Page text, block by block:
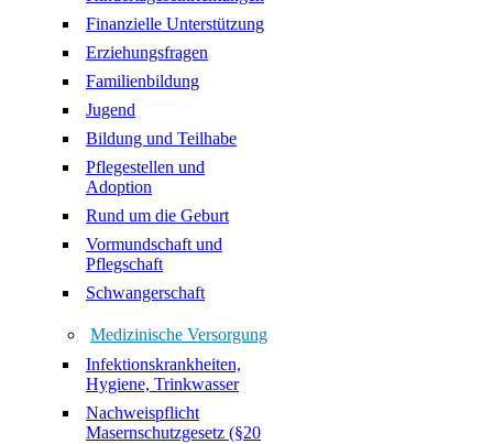
Finanzielle Unterstützung
Erziehungsfragen
Familienbildung
Jugend
Bildung und Teilhabe
Pflegestellen und
Adoption
Rund um die Geburt
Vormundschaft und
Pflegschaft
Schwangerschaft
Medizinische Versorgung
Infektionskrankheiten,
Hygiene, Trinkwasser
Nachweispflicht
Masernschutzgesetz (§20